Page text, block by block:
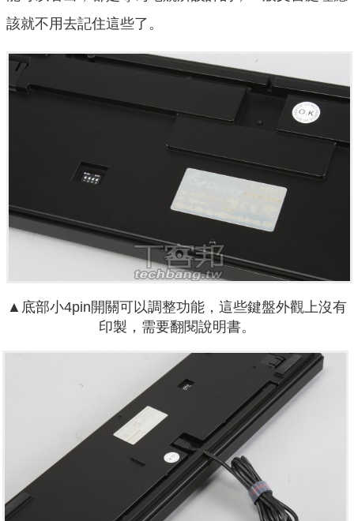
該就不用去記住這些了。
▲底部小4pin開關可以調整功能，這些鍵盤外觀上沒有
印製，需要翻閱說明書。